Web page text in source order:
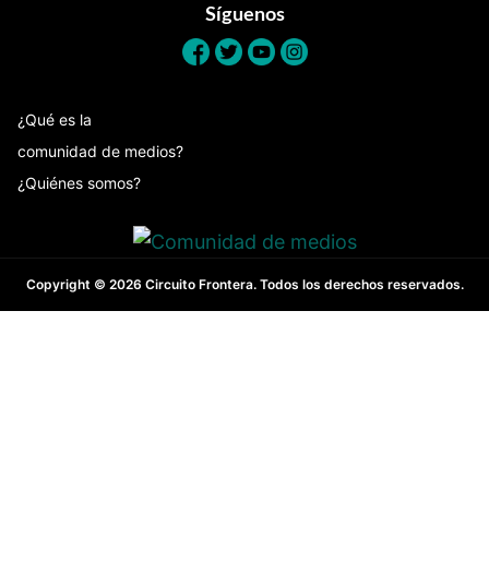
Síguenos
¿Qué es la
comunidad de medios?
¿Quiénes somos?
Copyright © 2026 Circuito Frontera. Todos los derechos reservados.